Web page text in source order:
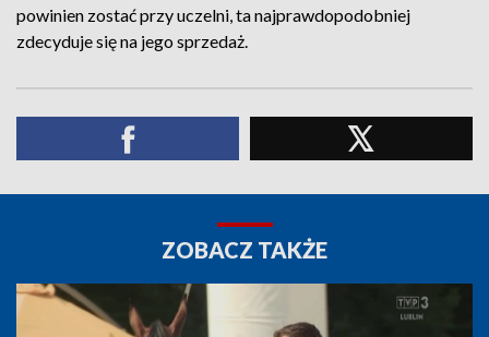
powinien zostać przy uczelni, ta najprawdopodobniej
zdecyduje się na jego sprzedaż.
ZOBACZ TAKŻE